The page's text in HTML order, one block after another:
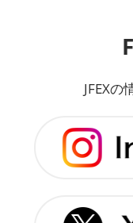
JFEXの